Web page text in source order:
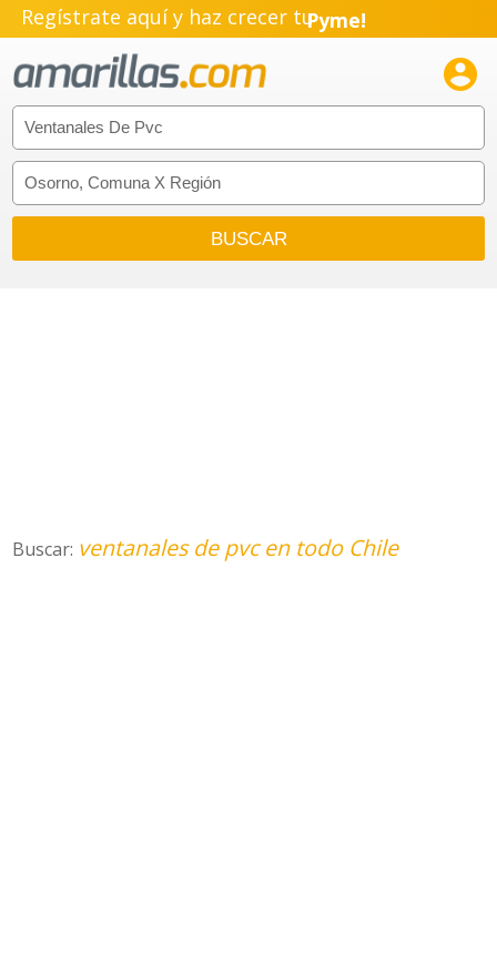
Regístrate aquí y haz crecer tuPyme!
Emprendimiento!

Buscar: ventanales de pvc en todo Chile